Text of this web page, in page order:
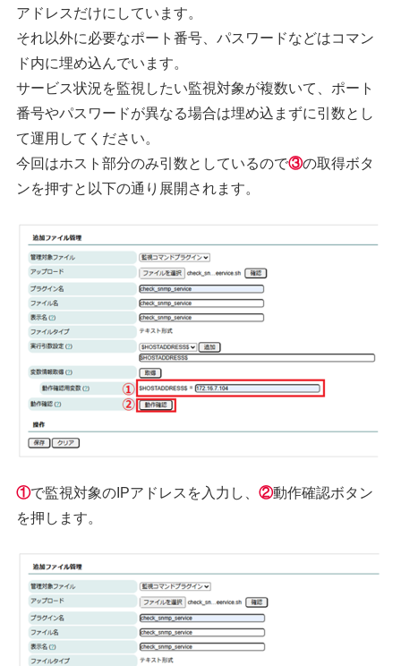
アドレスだけにしています。
それ以外に必要なポート番号、パスワードなどはコマン
ド内に埋め込んでいます。
サービス状況を監視したい監視対象が複数いて、ポート
番号やパスワードが異なる場合は埋め込まずに引数とし
て運用してください。
今回はホスト部分のみ引数としているので③の取得ボタ
ンを押すと以下の通り展開されます。
①で監視対象のIPアドレスを入力し、②動作確認ボタン
を押します。